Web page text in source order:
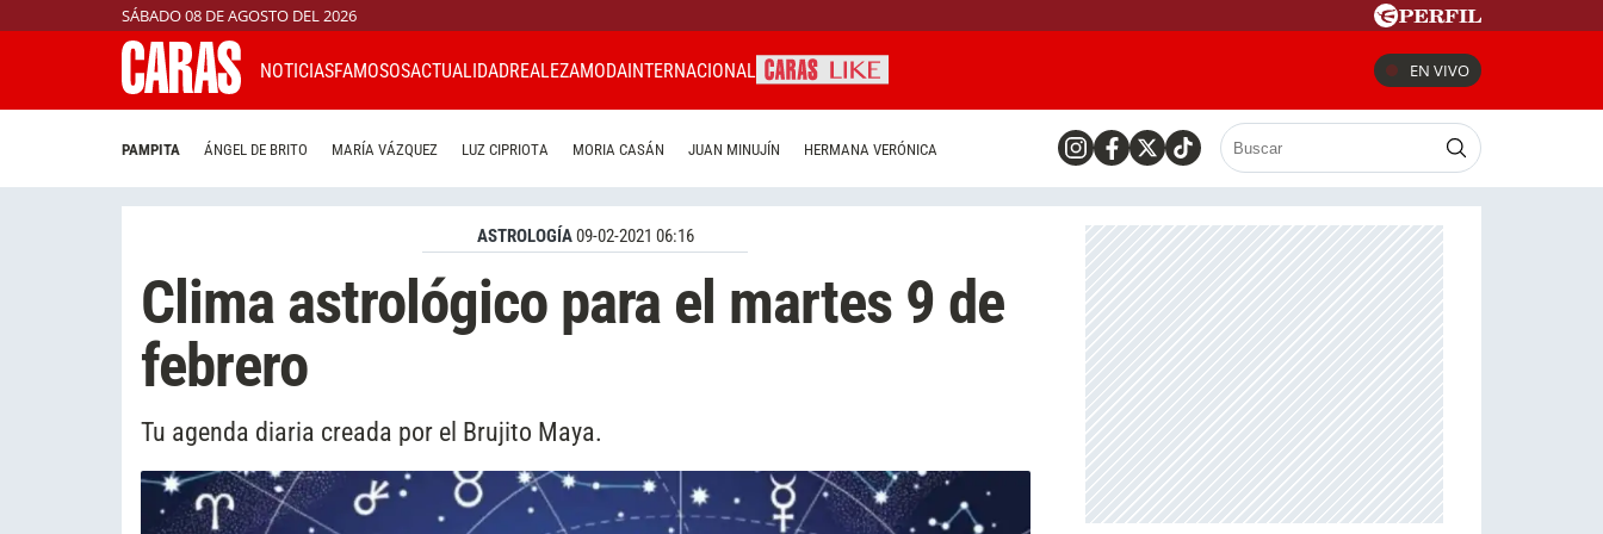
SÁBADO 08 DE AGOSTO DEL 2026
NOTICIASFAMOSOSACTUALIDADREALEZAMODAINTERNACIONAL EN VIVO
PAMPITA ÁNGEL DE BRITO MARÍA VÁZQUEZ LUZ CIPRIOTA MORIA CASÁN JUAN MINUJÍN HERMANA VERÓNICA
ASTROLOGÍA09-02-2021 06:16
Clima astrológico para el martes 9 de
febrero
Tu agenda diaria creada por el Brujito Maya.